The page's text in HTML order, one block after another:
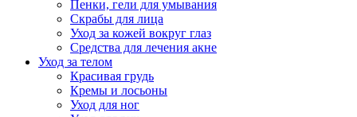
Пенки, гели для умывания
Скрабы для лица
Уход за кожей вокруг глаз
Средства для лечения акне
Уход за телом
Красивая грудь
Кремы и лосьоны
Уход для ног